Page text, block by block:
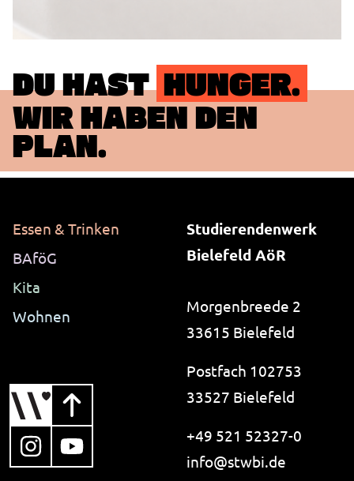
DU HASTHUNGER.
WIR HABEN DEN
PLAN.
Essen & Trinken
BAföG
Kita
Wohnen
Studierendenwerk
Bielefeld AöR
Morgenbreede 2
33615 Bielefeld
Postfach 102753
33527 Bielefeld
+49 521 52327-0
info@i-like-no-spam.
stwbi.de
, öffnet in neuem Tab
, öffnet in neuem Tab